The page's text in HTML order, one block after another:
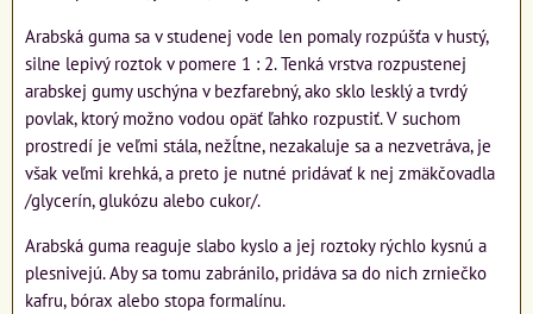
Arabská guma sa v studenej vode len pomaly rozpúšťa v hustý,
silne lepivý roztok v pomere 1 : 2. Tenká vrstva rozpustenej
arabskej gumy uschýna v bezfarebný, ako sklo lesklý a tvrdý
povlak, ktorý možno vodou opäť ľahko rozpustiť. V suchom
prostredí je veľmi stála, nežĺtne, nezakaluje sa a nezvetráva, je
však veľmi krehká, a preto je nutné pridávať k nej zmäkčovadla
/glycerín, glukózu alebo cukor/.
Arabská guma reaguje slabo kyslo a jej roztoky rýchlo kysnú a
plesnivejú. Aby sa tomu zabránilo, pridáva sa do nich zrniečko
kafru, bórax alebo stopa formalínu.